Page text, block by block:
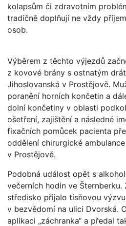
kolapsům či zdravotním
tradičně doplňují ne vždy
osob.
Výběrem z těchto výjezdů
z kovové brány s ostnatým
Jihoslovanská v Prostějově.
poranění horních končetin a
dolní končetiny v oblasti
ošetření, zajištění a následné
fixačních pomůcek pacienta
oddělení chirurgické
v Prostějově.
Podobná událost opět s
večerních hodin ve
středisko přijalo tísňovou
v bezvědomí na ulici Dvorská.
aplikaci „záchranka“ a předal